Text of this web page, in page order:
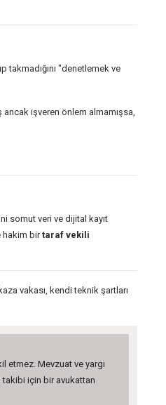
takmadığını "denetlemek ve
işveren önlem almamışsa,
somut veri ve dijital kayıt
hakim birtaraf vekili
vakası, kendi teknik şartları
etmez. Mevzuat ve yargı
takibi için bir avukattan